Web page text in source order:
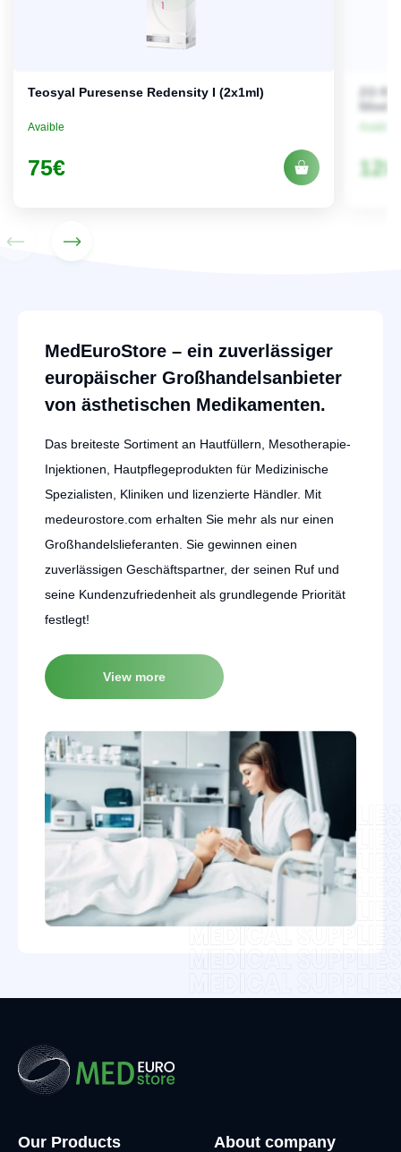
Teosyal Puresense Redensity I (2x1ml)
Avaible
75€
50ml
128
MedEuroStore – ein zuverlässiger
europäischer Großhandelsanbieter
von ästhetischen Medikamenten.
Das breiteste Sortiment an Hautfüllern, Mesotherapie-
Injektionen, Hautpflegeprodukten für Medizinische
Spezialisten, Kliniken und lizenzierte Händler. Mit
medeurostore.com erhalten Sie mehr als nur einen
Großhandelslieferanten. Sie gewinnen einen
zuverlässigen Geschäftspartner, der seinen Ruf und
seine Kundenzufriedenheit als grundlegende Priorität
festlegt!
View more
Our Products About company